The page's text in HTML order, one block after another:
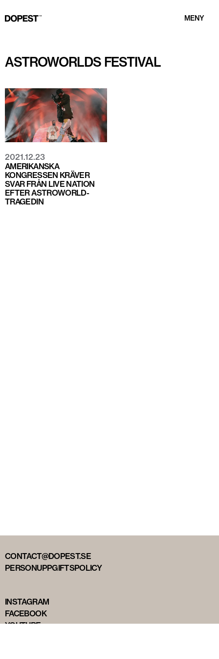
MENY
ASTROWORLDS FESTIVAL
2021.12.23
AMERIKANSKA
KONGRESSEN KRÄVER
SVAR FRÅN LIVE NATION
EFTER ASTROWORLD-
TRAGEDIN
CONTACT@DOPEST.SE
PERSONUPPGIFTSPOLICY
INSTAGRAM
FACEBOOK
YOUTUBE